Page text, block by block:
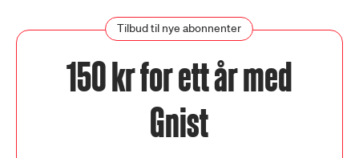
Tilbud til nye abonnenter
150 kr for ett år med
Gnist